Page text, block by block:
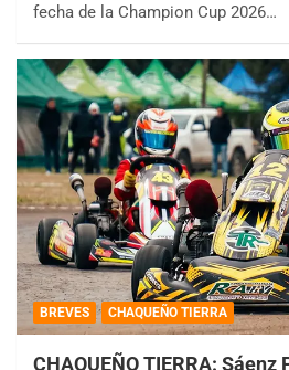
fecha de la Champion Cup 2026…
BREVES CHAQUEÑO TIERRA
CHAQUEÑO TIERRA: Sáenz